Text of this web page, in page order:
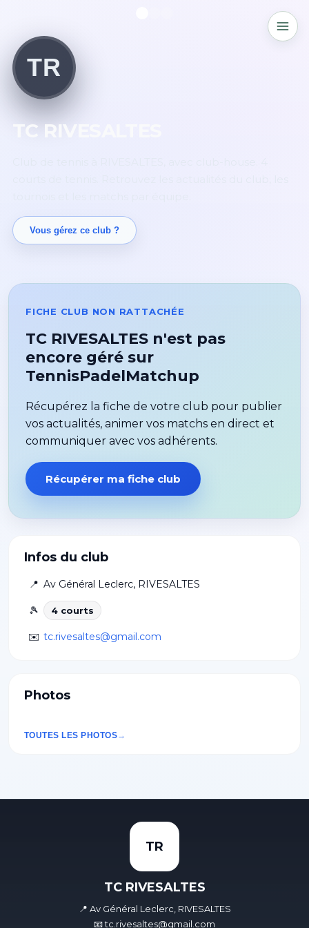
TR
TC RIVESALTES
Vous gérez ce club ?
Infos du club
📍 Av Général Leclerc, RIVESALTES
🎾 4 courts
✉️ tc.rivesaltes@gmail.com
Photos
TOUTES LES PHOTOS
FICHE CLUB NON RATTACHÉE
TC RIVESALTES n'est pas
encore géré sur
TennisPadelMatchup
Récupérez la fiche de votre club pour publier
vos actualités, animer vos matchs en direct et
communiquer avec vos adhérents.
Récupérer ma fiche club
TR
TC RIVESALTES
📍 Av Général Leclerc, RIVESALTES
📧 tc.rivesaltes@gmail.com